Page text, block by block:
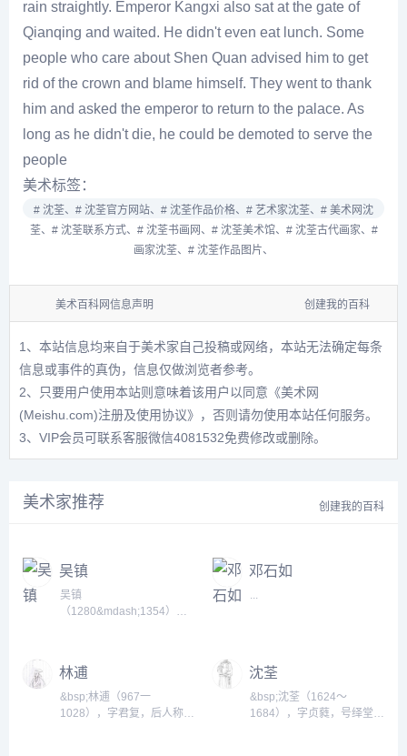
rain straightly. Emperor Kangxi also sat at the gate of
Qianqing and waited. He didn't even eat lunch. Some
people who care about Shen Quan advised him to get
rid of the crown and blame himself. They went to thank
him and asked the emperor to return to the palace. As
long as he didn't die, he could be demoted to serve the
people
美术标签：
# 沈荃、 # 沈荃官方网站、 # 沈荃作品价格、 # 艺术家沈荃、 # 美术网沈
荃、 # 沈荃联系方式、 # 沈荃书画网、 # 沈荃美术馆、 # 沈荃古代画家、 #
画家沈荃、 # 沈荃作品图片、
美术百科网信息声明 创建我的百科
1、本站信息均来自于美术家自己投稿或网络，本站无法确定每条
信息或事件的真伪，信息仅做浏览者参考。
2、只要用户使用本站则意味着该用户以同意 《美术网
(Meishu.com)注册及使用协议》 ，否则请勿使用本站任何服务。
3、VIP会员可联系客服微信4081532免费修改或删除。
美术家推荐 创建我的百科
吴镇
吴镇
（1280&mdash;1354），
从柳天骥研习&ldquo;天人
性命之学&dquo;，遂隐居，
以卖卜为生。擅画山水、墨
邓石如
...
林逋
&bsp;林逋（967一
1028），字君复，后人称为
沈荃
&bsp;沈荃（1624～
1684），字贞蕤，号绎堂，